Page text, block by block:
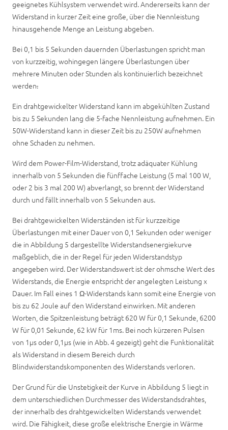
geeignetes Kühlsystem verwendet wird. Andererseits kann der
Widerstand in kurzer Zeit eine große, über die Nennleistung
hinausgehende Menge an Leistung abgeben.
Bei 0,1 bis 5 Sekunden dauernden Überlastungen spricht man
von kurzzeitig, wohingegen längere Überlastungen über
mehrere Minuten oder Stunden als kontinuierlich bezeichnet
werden.
Ein drahtgewickelter Widerstand kann im abgekühlten Zustand
bis zu 5 Sekunden lang die 5-fache Nennleistung aufnehmen. Ein
50W-Widerstand kann in dieser Zeit bis zu 250W aufnehmen
ohne Schaden zu nehmen.
Wird dem Power-Film-Widerstand, trotz adäquater Kühlung
innerhalb von 5 Sekunden die fünffache Leistung (5 mal 100 W,
oder 2 bis 3 mal 200 W) abverlangt, so brennt der Widerstand
durch und fällt innerhalb von 5 Sekunden aus.
Bei drahtgewickelten Widerständen ist für kurzzeitige
Überlastungen mit einer Dauer von 0,1 Sekunden oder weniger
die in Abbildung 5 dargestellte Widerstandsenergiekurve
maßgeblich, die in der Regel für jeden Widerstandstyp
angegeben wird. Der Widerstandswert ist der ohmsche Wert des
Widerstands, die Energie entspricht der angelegten Leistung x
Dauer. Im Fall eines 1 Ω-Widerstands kann somit eine Energie von
bis zu 62 Joule auf den Widerstand einwirken. Mit anderen
Worten, die Spitzenleistung beträgt 620 W für 0,1 Sekunde, 6200
W für 0,01 Sekunde, 62 kW für 1ms. Bei noch kürzeren Pulsen
von 1µs oder 0,1µs (wie in Abb. 4 gezeigt) geht die Funktionalität
als Widerstand in diesem Bereich durch
Blindwiderstandskomponenten des Widerstands verloren.
Der Grund für die Unstetigkeit der Kurve in Abbildung 5 liegt in
dem unterschiedlichen Durchmesser des Widerstandsdrahtes,
der innerhalb des drahtgewickelten Widerstands verwendet
wird. Die Fähigkeit, diese große elektrische Energie in Wärme